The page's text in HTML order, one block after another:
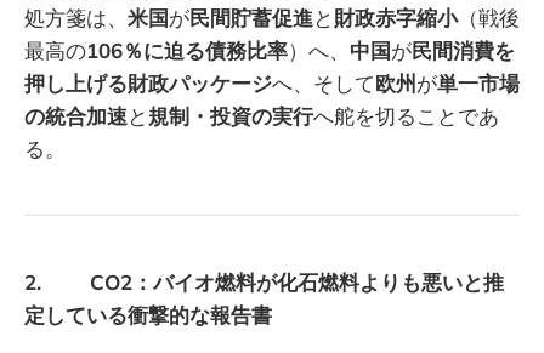
処方箋は、 米国が民間貯蓄促進と財政赤字縮小（戦後
最高の106％に迫る債務比率）へ、 中国が民間消費を
押し上げる財政パッケージへ、そして欧州が単一市場
の統合加速と規制・投資の実行へ舵を切ることであ
る。
2. CO2：バイオ燃料が化石燃料よりも悪いと推
定している衝撃的な報告書